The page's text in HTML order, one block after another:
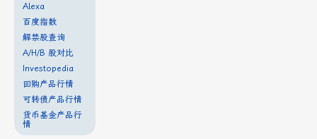
Alexa
百度指数
解禁股查询
A/H/B 股对比
Investopedia
回购产品行情
可转债产品行情
货币基金产品行
情